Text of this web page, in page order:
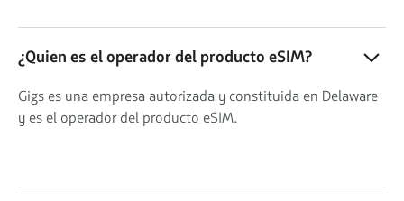
¿Quien es el operador del producto eSIM?
Gigs es una empresa autorizada y constituida en Delaware
y es el operador del producto eSIM.